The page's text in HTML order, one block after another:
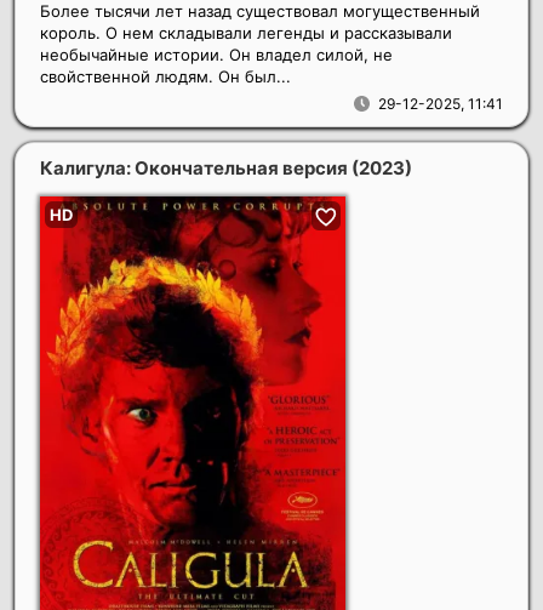
29-12-2025, 11:41
Более тысячи лет назад существовал могущественный
король. О нем складывали легенды и рассказывали
необычайные истории. Он владел силой, не
свойственной людям. Он был...
Калигула: Окончательная версия (2023)